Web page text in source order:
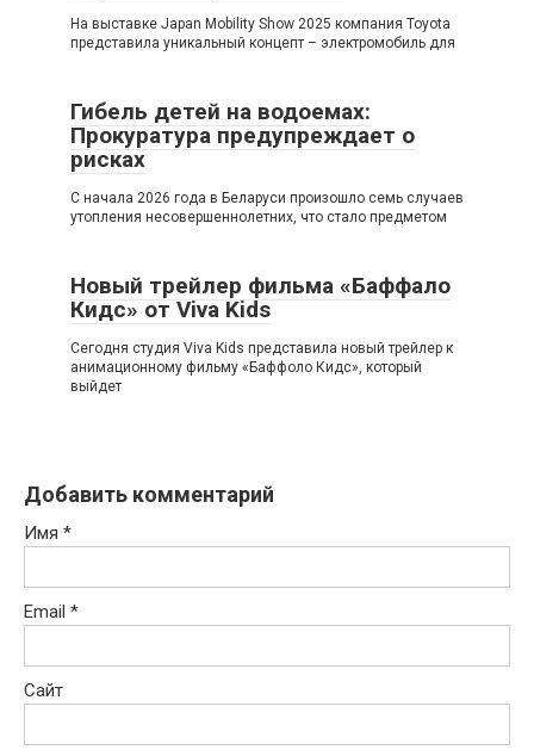
На выставке Japan Mobility Show 2025 компания Toyota
представила уникальный концепт – электромобиль для
Гибель детей на водоемах:
Прокуратура предупреждает о
рисках
С начала 2026 года в Беларуси произошло семь случаев
утопления несовершеннолетних, что стало предметом
Новый трейлер фильма «Баффало
Кидс» от Viva Kids
Сегодня студия Viva Kids представила новый трейлер к
анимационному фильму «Баффоло Кидс», который
выйдет
Добавить комментарий
Имя *
Email *
Сайт